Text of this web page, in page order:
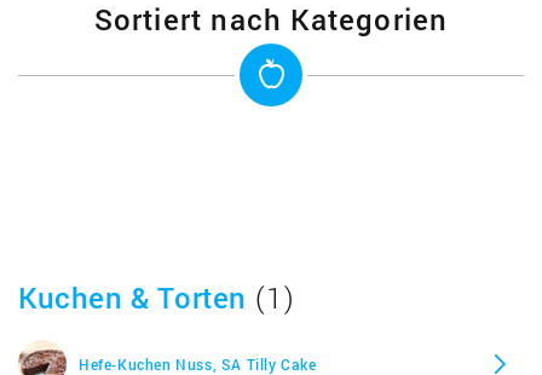
Sortiert nach Kategorien
Kuchen & Torten (1)
Hefe-Kuchen Nuss, SA Tilly Cake